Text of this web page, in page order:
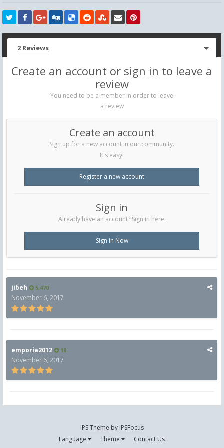
2 Reviews
Create an account or sign in to leave a
review
You need to be a member in order to leave
a review
Create an account
Sign up for a new account in our community.
It's easy!
Register a new account
Sign in
Already have an account? Sign in here.
Sign In Now
jibeh 5,470
November 6, 2017
emporia2012 18
November 6, 2017
IPS Theme by IPSFocus
Language
Theme Contact Us